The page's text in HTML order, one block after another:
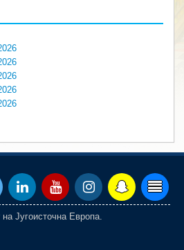
Југоисточна Европа.